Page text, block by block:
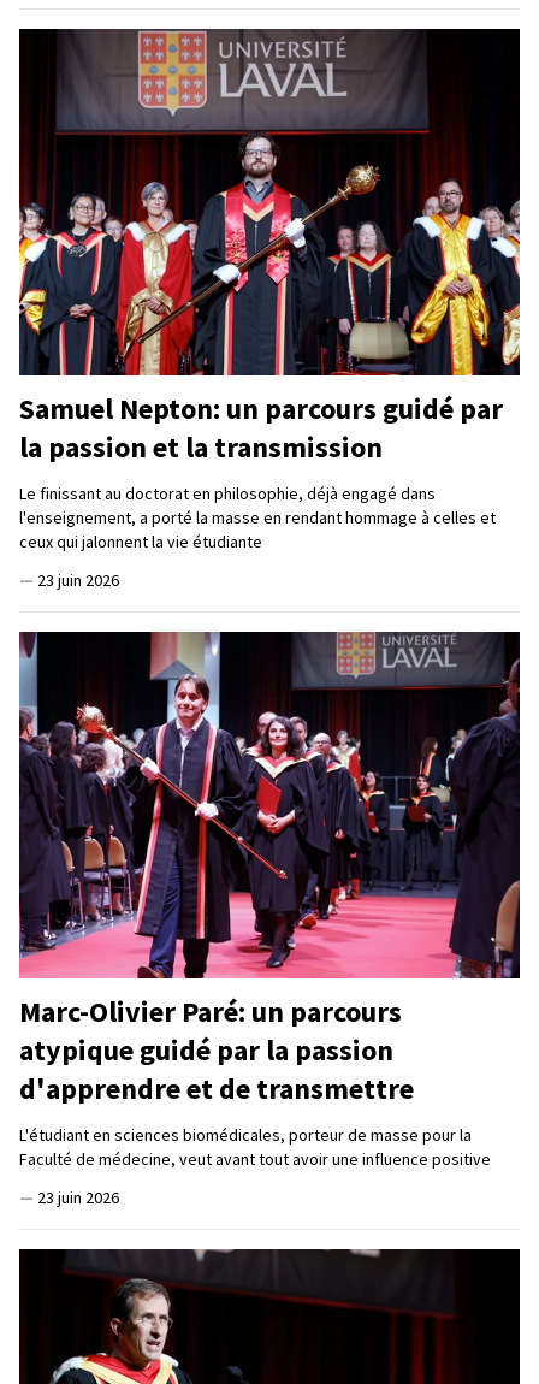
Samuel Nepton: un parcours guidé par
la passion et la transmission
Le finissant au doctorat en philosophie, déjà engagé dans
l'enseignement, a porté la masse en rendant hommage à celles et
ceux qui jalonnent la vie étudiante
— 23 juin 2026
Marc-Olivier Paré: un parcours
atypique guidé par la passion
d'apprendre et de transmettre
L'étudiant en sciences biomédicales, porteur de masse pour la
Faculté de médecine, veut avant tout avoir une influence positive
— 23 juin 2026